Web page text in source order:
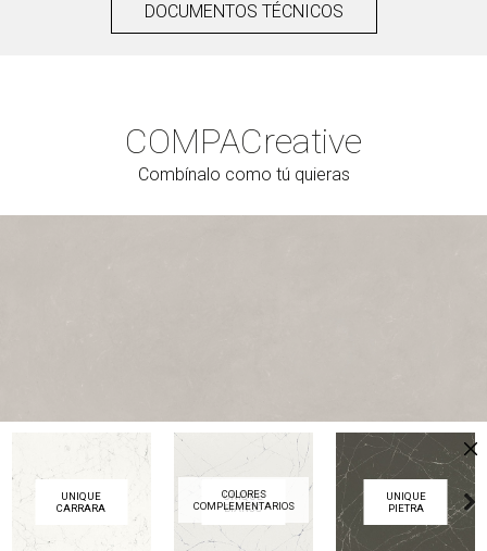
DOCUMENTOS TÉCNICOS
COMPACreative
Combínalo como tú quieras
UNIQUE
CARRARA
UNIQUE
BIANCO
UNIQUE
PIETRA
Next
COLORES
COMPLEMENTARIOS